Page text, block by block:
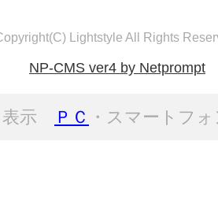
Lightstyle All Rights
NP-CMS ver4 by Netprompt
表示 ＰＣ ・スマートフ